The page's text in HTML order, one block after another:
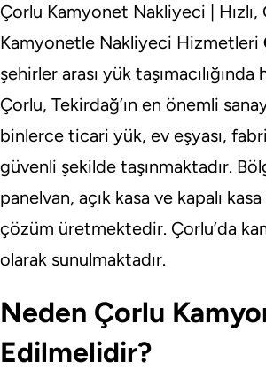
Çorlu Kamyonet Nakliyeci | Hızlı,
Kamyonetle Nakliyeci Hizmetleri
şehirler arası yük
Çorlu, Tekirdağ’ın en önemli
binlerce ticari yük, ev eşyası,
güvenli şekilde taşınmaktadır.
panelvan, açık kasa ve kapalı
çözüm üretmektedir. Çorlu’da
olarak sunulmaktadır.
Neden Çorlu
Edilmelidir?